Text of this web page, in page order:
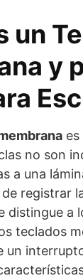
un
y
no son
a una
registrar
distingue a
teclados
un